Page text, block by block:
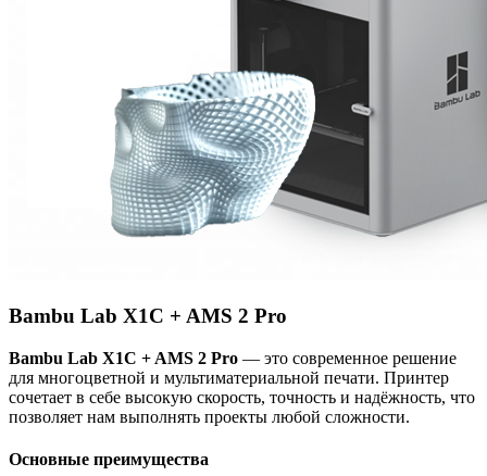
Bambu Lab X1C + AMS 2 Pro
Bambu Lab X1C + AMS 2 Pro — это современное решение
для многоцветной и мультиматериальной печати. Принтер
сочетает в себе высокую скорость, точность и надёжность, что
позволяет нам выполнять проекты любой сложности.
Основные преимущества